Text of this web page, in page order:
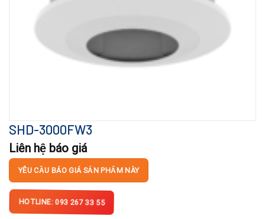
SHD-3000FW3
Liên hệ báo giá
YÊU CẦU BÁO GIÁ SẢN PHẨM NÀY
HOTLINE: 093 267 33 55